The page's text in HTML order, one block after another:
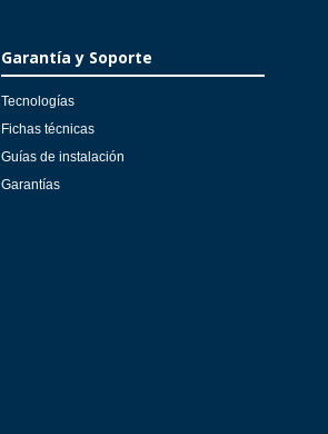
Garantía y Soporte
Tecnologías
Fichas técnicas
Guías de instalación
Garantías